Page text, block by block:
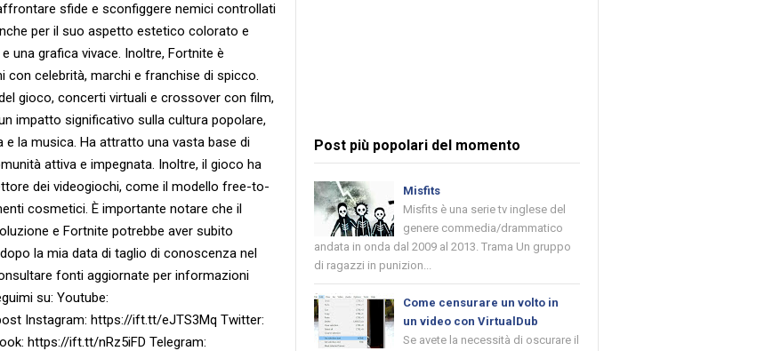
sfide e sconfiggere nemici controllati
per il suo aspetto estetico colorato e
una grafica vivace. Inoltre, Fortnite è
celebrità, marchi e franchise di spicco.
gioco, concerti virtuali e crossover con film,
impatto significativo sulla cultura popolare,
la musica. Ha attratto una vasta base di
attiva e impegnata. Inoltre, il gioco ha
dei videogiochi, come il modello free-to-
cosmetici. È importante notare che il
e Fortnite potrebbe aver subito
la mia data di taglio di conoscenza nel
fonti aggiornate per informazioni
su: Youtube:
Instagram: https://ift.tt/eJTS3Mq Twitter:
https://ift.tt/nRz5iFD Telegram:
Post più popolari del momento
Misfits
Misfits è una serie tv inglese del
genere commedia/drammatico
andata in onda dal 2009 al 2013. Trama Un gruppo
di ragazzi in punizion...
Come censurare un volto in
un video con VirtualDub
Se avete la necessità di oscurare il